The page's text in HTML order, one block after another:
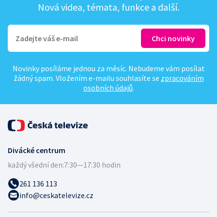
Nová videa, témata, funkce a další.
Novinky posíláme jednou za měsíc. Nebudeme vám posílat
žádný spam. Vložením e-mailu souhlasíte se zpracováním
osobních údajů.